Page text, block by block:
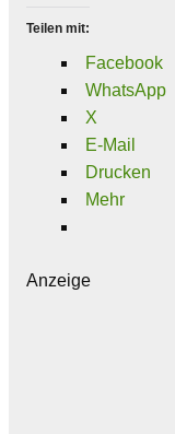
Teilen mit:
Facebook
WhatsApp
X
E-Mail
Drucken
Mehr
Anzeige